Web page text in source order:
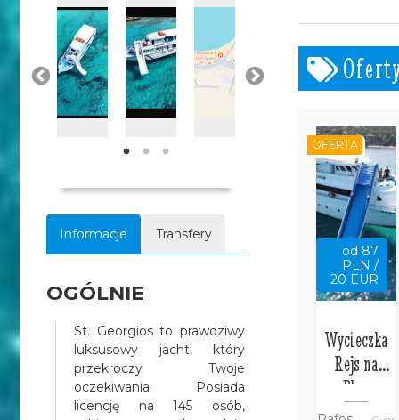
panorama na wyspę św.
Jerzego
panorama na zatokę Plaji
panorama na wyspę Chamilii
Informacje Transfery
OGÓLNIE
St. Georgios to prawdziwy
luksusowy jacht, który
przekroczy Twoje
oczekiwania. Posiada
licencję na 145 osób,
od 87
PLN /
20 EUR
Wycieczka
Rejs na
Blue
Lagoon z
OFERTA